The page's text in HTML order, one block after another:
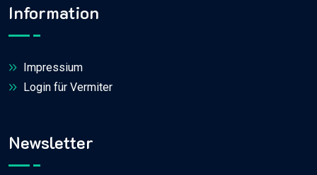
Information
Impressium
Login für Vermiter
Newsletter